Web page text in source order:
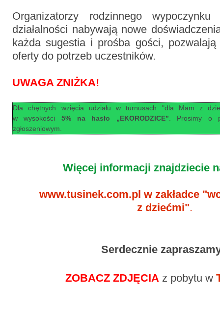
Organizatorzy rodzinnego
działalności nabywają nowe
każda sugestia i prośba gości,
oferty do potrzeb uczestników.
UWAGA ZNIŻKA!
Dla chętnych wzięcia udziału w turnusach "dla Mam z
w wysokości 5% na hasło „EKORODZICE” . Prosimy o
zgłoszeniowym.
Więcej informacji znajdziecie
www.tusinek.com.pl w zakładce
z dziećmi".
Serdecznie
ZOBACZ ZDJĘCIAz pobytu w